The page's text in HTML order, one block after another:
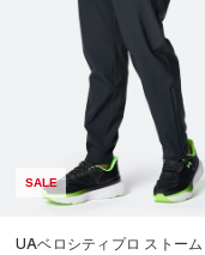
SALE
UAベロシティプロ ストーム